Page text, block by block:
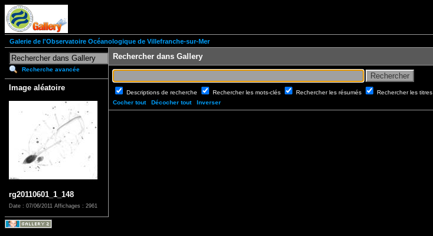
Galerie de l'Observatoire Océanologique de Villefranche-sur-Mer
Recherche avancée
Image aléatoire
rg20110601_1_148
Date : 07/06/2011 Affichages : 2961
Rechercher dans Gallery
Descriptions de recherche Rechercher les mots-clés Rechercher les résumés Rechercher les titres
Cocher tout
Décocher tout Inverser